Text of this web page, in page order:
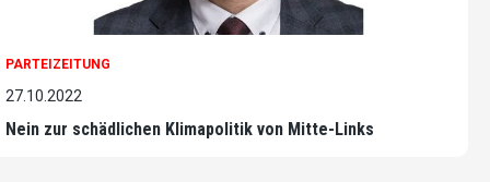
PARTEIZEITUNG
27.10.2022
Nein zur schädlichen Klimapolitik von Mitte-Links